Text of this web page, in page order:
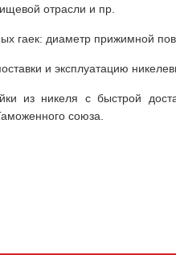
отрасли и пр.
гаек: диаметр прижимной
и эксплуатацию
из никеля с быстрой
союза.